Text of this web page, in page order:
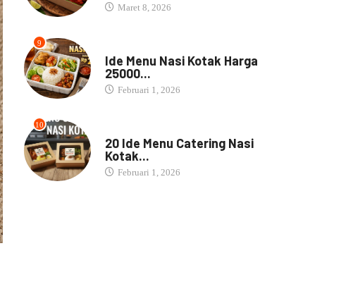
Maret 8, 2026
9
Ide Menu Nasi Kotak Harga
25000...
Februari 1, 2026
10
20 Ide Menu Catering Nasi
Kotak...
Februari 1, 2026